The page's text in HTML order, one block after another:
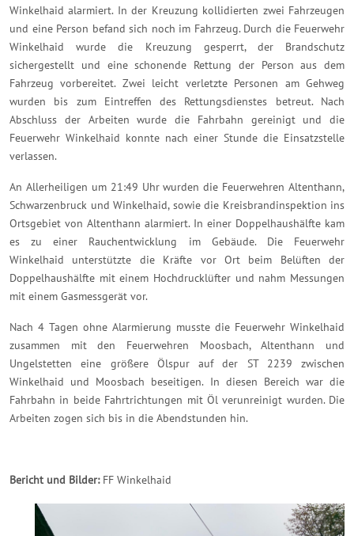
Winkelhaid alarmiert. In der Kreuzung kollidierten zwei Fahrzeugen
und eine Person befand sich noch im Fahrzeug. Durch die Feuerwehr
Winkelhaid wurde die Kreuzung gesperrt, der Brandschutz
sichergestellt und eine schonende Rettung der Person aus dem
Fahrzeug vorbereitet. Zwei leicht verletzte Personen am Gehweg
wurden bis zum Eintreffen des Rettungsdienstes betreut. Nach
Abschluss der Arbeiten wurde die Fahrbahn gereinigt und die
Feuerwehr Winkelhaid konnte nach einer Stunde die Einsatzstelle
verlassen.
An Allerheiligen um 21:49 Uhr wurden die Feuerwehren Altenthann,
Schwarzenbruck und Winkelhaid, sowie die Kreisbrandinspektion ins
Ortsgebiet von Altenthann alarmiert. In einer Doppelhaushälfte kam
es zu einer Rauchentwicklung im Gebäude. Die Feuerwehr
Winkelhaid unterstützte die Kräfte vor Ort beim Belüften der
Doppelhaushälfte mit einem Hochdrucklüfter und nahm Messungen
mit einem Gasmessgerät vor.
Nach 4 Tagen ohne Alarmierung musste die Feuerwehr Winkelhaid
zusammen mit den Feuerwehren Moosbach, Altenthann und
Ungelstetten eine größere Ölspur auf der ST 2239 zwischen
Winkelhaid und Moosbach beseitigen. In diesen Bereich war die
Fahrbahn in beide Fahrtrichtungen mit Öl verunreinigt wurden. Die
Arbeiten zogen sich bis in die Abendstunden hin.
Bericht und Bilder:FF Winkelhaid